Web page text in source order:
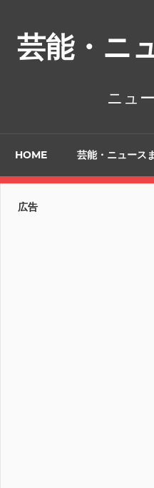
芸能・ニ
ニュ
HOME 芸能・ニュース
広告